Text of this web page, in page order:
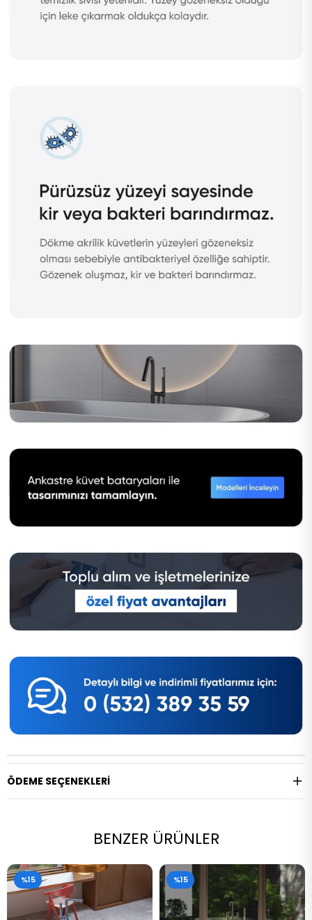
ÖDEME SEÇENEKLERI
BENZER ÜRÜNLER
%15 %15